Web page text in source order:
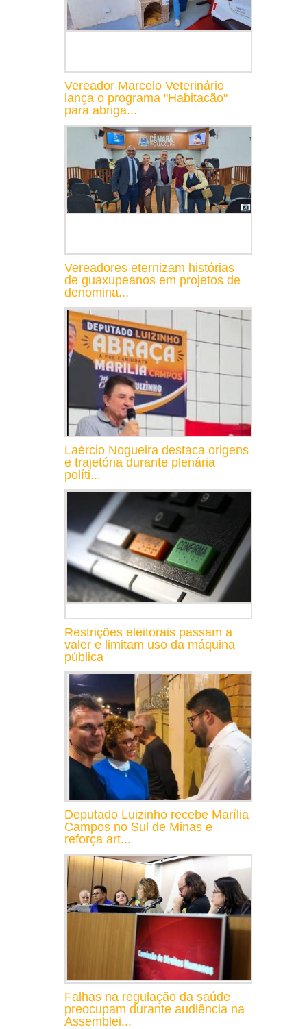
Vereador Marcelo Veterinário
lança o programa "Habitacão"
para abriga...
Vereadores eternizam histórias
de guaxupeanos em projetos de
denomina...
Laércio Nogueira destaca origens
e trajetória durante plenária
políti...
Restrições eleitorais passam a
valer e limitam uso da máquina
pública
Deputado Luizinho recebe Marília
Campos no Sul de Minas e
reforça art...
Falhas na regulação da saúde
preocupam durante audiência na
Assemblei...